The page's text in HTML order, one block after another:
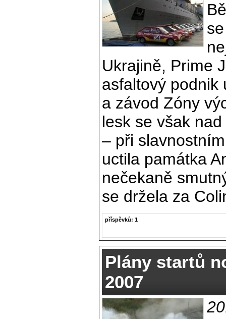
Ukrajině, Prime
asfaltový podnik
a závod Zóny
lesk se však
– při
uctila památka
nečekaně
se držela za
příspěvků: 1
Plány startů
2007